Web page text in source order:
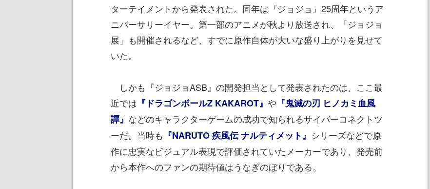
ターテイメントから発表された。同年は『ジョジョ』25周年というア
ニバーサリーイヤー。第一部のアニメが秋より放送され、「ジョジョ
展」も開催されるなど、すでに原作自体が大いな盛り上がりを見せて
いた。
しかも『ジョジョASB』の開発担当として発表されたのは、ここ最
近では 『ドラゴンボールZ KAKAROT』 や 『鬼滅の刃 ヒノカミ血風
譚』 などのキャラクターゲームの成功で知られるサイバーコネクトツ
ーだ。当時も 『NARUTO 疾風伝 ナルティメット』 シリーズなどで原
作に忠実なビジュアル表現で評価されていたメーカーであり、発売前
から本作へのファンの期待値はうなぎのぼりである。